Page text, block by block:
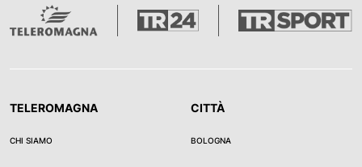
TELEROMAGNA
CHI SIAMO
CITTÀ
BOLOGNA